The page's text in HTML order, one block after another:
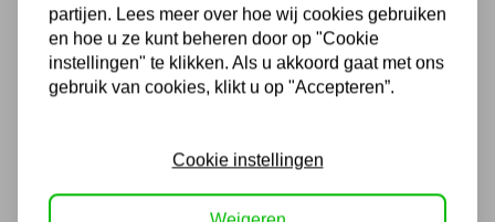
kunt vertrouwen
Als specialist in gereedschappen en
machines levert Kippers Rijssen niet alleen
ook een uitstekende service en deskundig
advies. Onze medewerkers hebben
partijen. Lees meer over hoe wij cookies gebruiken
en hoe u ze kunt beheren door op "Cookie
instellingen" te klikken. Als u akkoord gaat met ons
gebruik van cookies, klikt u op "Accepteren”.
Cookie instellingen